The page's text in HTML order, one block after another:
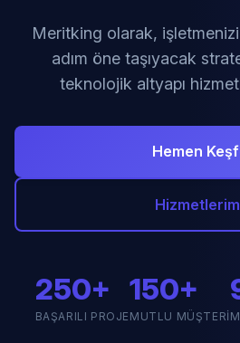
Meritking olarak,
adım öne taşıyacak
teknolojik altyapı
Hemen
250+
BAŞARILI PROJE
150+
MUTLU MÜŞTERI